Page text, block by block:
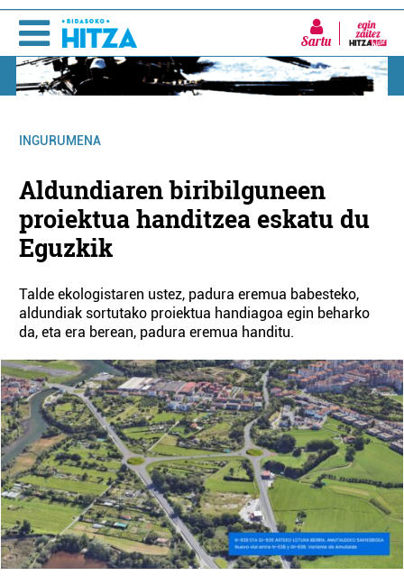
Sartu
INGURUMENA
Aldundiaren biribilguneen
proiektua handitzea eskatu du
Eguzkik
Talde ekologistaren ustez, padura eremua babesteko,
aldundiak sortutako proiektua handiagoa egin beharko
da, eta era berean, padura eremua handitu.